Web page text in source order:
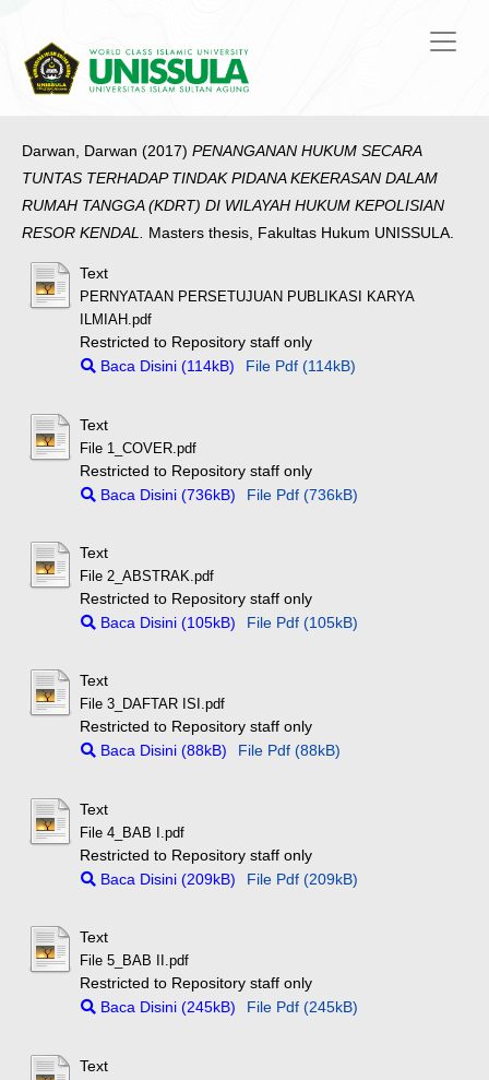
Darwan, Darwan (2017) PENANGANAN HUKUM SECARA
TUNTAS TERHADAP TINDAK PIDANA KEKERASAN DALAM
RUMAH TANGGA (KDRT) DI WILAYAH HUKUM KEPOLISIAN
RESOR KENDAL. Masters thesis, Fakultas Hukum UNISSULA.
Text
PERNYATAAN PERSETUJUAN PUBLIKASI KARYA
ILMIAH.pdf
Restricted to Repository staff only
Baca Disini (114kB)
File Pdf (114kB)
Text
File 1_COVER.pdf
Restricted to Repository staff only
Baca Disini (736kB)
File Pdf (736kB)
Text
File 2_ABSTRAK.pdf
Restricted to Repository staff only
Baca Disini (105kB)
File Pdf (105kB)
Text
File 3_DAFTAR ISI.pdf
Restricted to Repository staff only
Baca Disini (88kB)
File Pdf (88kB)
Text
File 4_BAB I.pdf
Restricted to Repository staff only
Baca Disini (209kB)
File Pdf (209kB)
Text
File 5_BAB II.pdf
Restricted to Repository staff only
Baca Disini (245kB)
File Pdf (245kB)
Text